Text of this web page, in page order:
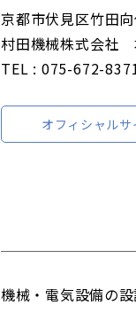
京都市伏見区竹田
村田機械株式会社
TEL : 075-672-
オフィシャルサ
機械・電気設備の